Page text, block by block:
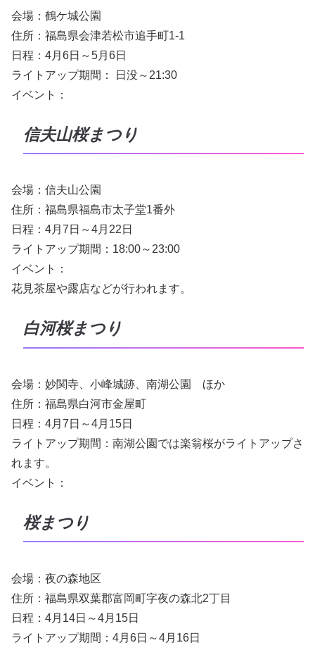
会場：鶴ケ城公園
住所：福島県会津若松市追手町1-1
日程：4月6日～5月6日
ライトアップ期間： 日没～21:30
イベント：
信夫山桜まつり
会場：信夫山公園
住所：福島県福島市太子堂1番外
日程：4月7日～4月22日
ライトアップ期間：18:00～23:00
イベント：
花見茶屋や露店などが行われます。
白河桜まつり
会場：妙関寺、小峰城跡、南湖公園 ほか
住所：福島県白河市金屋町
日程：4月7日～4月15日
ライトアップ期間：南湖公園では楽翁桜がライトアップさ
れます。
イベント：
桜まつり
会場：夜の森地区
住所：福島県双葉郡富岡町字夜の森北2丁目
日程：4月14日～4月15日
ライトアップ期間：4月6日～4月16日